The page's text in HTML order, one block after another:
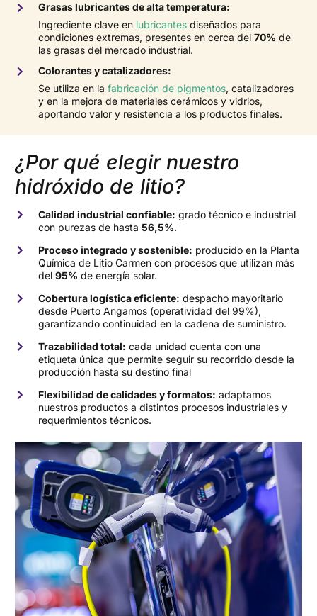
Grasas lubricantes de alta temperatura:
Ingrediente clave en lubricantes diseñados para
condiciones extremas, presentes en cerca del70% de
las grasas del mercado industrial.
Colorantes y catalizadores:
Se utiliza en lafabricación de pigmentos, catalizadores
y en la mejora de materiales cerámicos y vidrios,
aportando valor y resistencia a los productos finales.
¿Por qué elegir nuestro
hidróxido de litio?
Calidad industrial confiable: grado técnico e industrial
con purezas de hasta56,5%.
Proceso integrado y sostenible: producido en la Planta
Química de Litio Carmen con procesos que utilizan más
del95% de energía solar.
Cobertura logística eficiente: despacho mayoritario
desde Puerto Angamos (operatividad del 99%),
garantizando continuidad en la cadena de suministro.
Trazabilidad total: cada unidad cuenta con una
etiqueta única que permite seguir su recorrido desde la
producción hasta su destino final
Flexibilidad de calidades y formatos: adaptamos
nuestros productos a distintos procesos industriales y
requerimientos técnicos.